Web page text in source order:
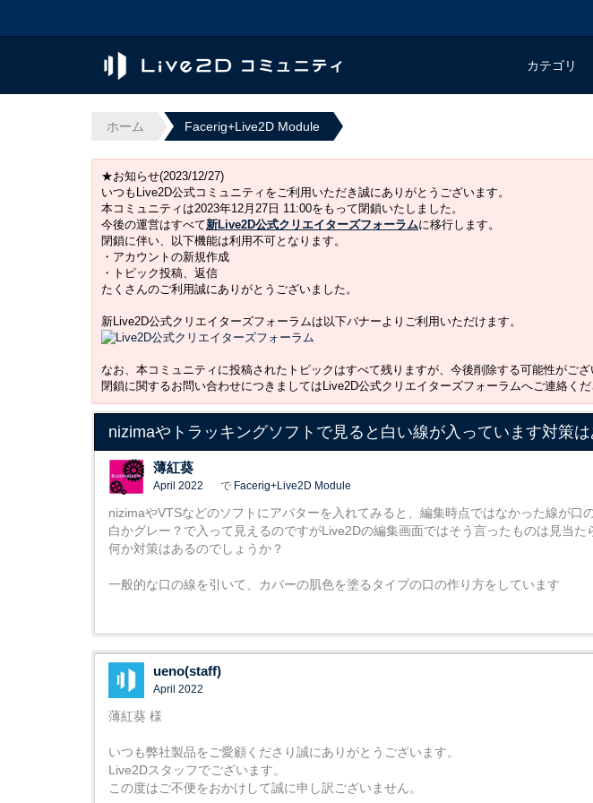
カテゴリ
ホーム Facerig+Live2D Module
★お知らせ(2023/12/27)
いつもLive2D公式コミュニティをご利用いただき誠にありがとうございます。
本コミュニティは2023年12月27日 11:00をもって閉鎖いたしました。
今後の運営はすべて新Live2D公式クリエイターズフォーラムに移行します。
閉鎖に伴い、以下機能は利用不可となります。
・アカウントの新規作成
・トピック投稿、返信
たくさんのご利用誠にありがとうございました。
新Live2D公式クリエイターズフォーラムは以下バナーよりご利用いただけます。
なお、本コミュニティに投稿されたトピックはすべて残りますが、今後削除する可能性がござ
閉鎖に関するお問い合わせにつきましてはLive2D公式クリエイターズフォーラムへご連絡くだ
nizimaやトラッキングソフトで見ると白い線が入っています対策
薄紅葵
April 2022 で Facerig+Live2D Module
nizimaやVTSなどのソフトにアバターを入れてみると、編集時点ではなかった線が口
白かグレー？で入って見えるのですがLive2Dの編集画面ではそう言ったものは見当た
何か対策はあるのでしょうか？
一般的な口の線を引いて、カバーの肌色を塗るタイプの口の作り方をしています
ueno(staff)
April 2022
薄紅葵 様
いつも弊社製品をご愛顧くださり誠にありがとうございます。
Live2Dスタッフでございます。
この度はご不便をおかけして誠に申し訳ございません。